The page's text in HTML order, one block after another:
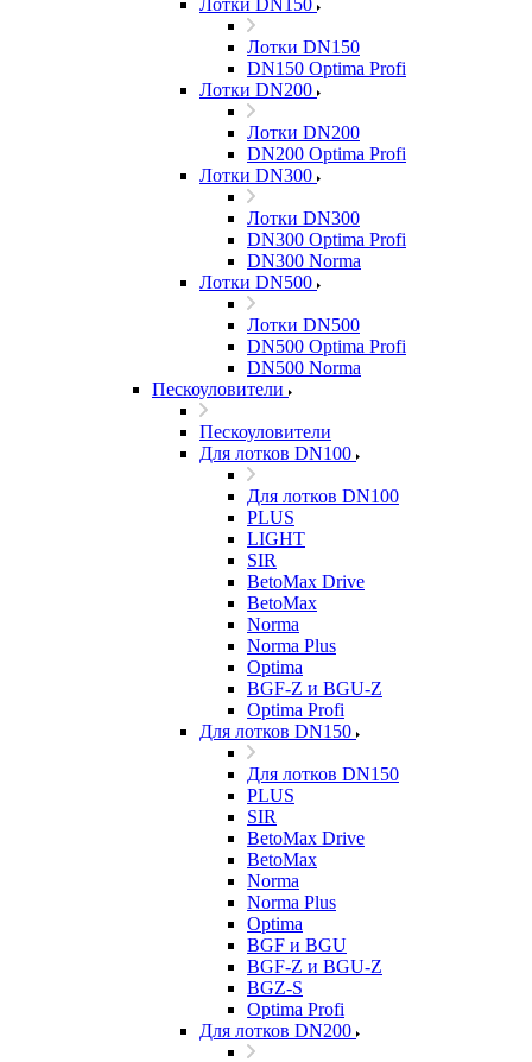
Лотки DN150
Лотки DN150
DN150 Optima Profi
Лотки DN200
Лотки DN200
DN200 Optima Profi
Лотки DN300
Лотки DN300
DN300 Optima Profi
DN300 Norma
Лотки DN500
Лотки DN500
DN500 Optima Profi
DN500 Norma
Пескоуловители
Пескоуловители
Для лотков DN100
Для лотков DN100
PLUS
LIGHT
SIR
BetoMax Drive
BetoMax
Norma
Norma Plus
Optima
BGF-Z и BGU-Z
Optima Profi
Для лотков DN150
Для лотков DN150
PLUS
SIR
BetoMax Drive
BetoMax
Norma
Norma Plus
Optima
BGF и BGU
BGF-Z и BGU-Z
BGZ-S
Optima Profi
Для лотков DN200